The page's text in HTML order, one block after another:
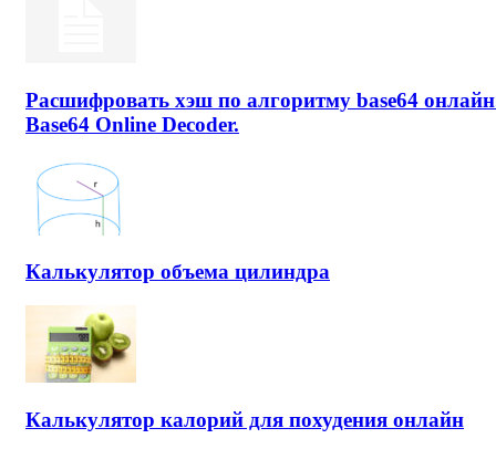
Расшифровать хэш по алгоритму base64
Base64 Online Decoder.
Калькулятор объема цилиндра
Калькулятор калорий для похудения онлайн